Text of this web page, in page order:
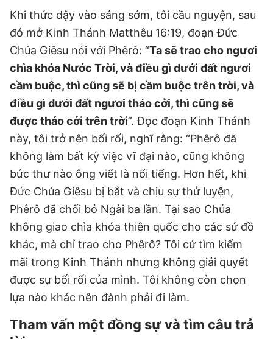
Khi thức dậy vào sáng sớm, tôi cầu nguyện, sau
đó mở Kinh Thánh Matthêu 16:19, đoạn Đức
Chúa Giêsu nói với Phêrô: “Ta sẽ trao cho ngươi
chìa khóa Nước Trời, và điều gì dưới đất ngươi
cầm buộc, thì cũng sẽ bị cầm buộc trên trời, và
điều gì dưới đất ngươi tháo cởi, thì cũng sẽ
được tháo cởi trên trời”. Đọc đoạn Kinh Thánh
này, tôi trở nên bối rối, nghĩ rằng: “Phêrô đã
không làm bất kỳ việc vĩ đại nào, cũng không
bức thư nào ông viết là nổi tiếng. Hơn hết, khi
Đức Chúa Giêsu bị bắt và chịu sự thử luyện,
Phêrô đã chối bỏ Ngài ba lần. Tại sao Chúa
không giao chìa khóa thiên quốc cho các sứ đồ
khác, mà chỉ trao cho Phêrô? Tôi cứ tìm kiếm
mãi trong Kinh Thánh nhưng không giải quyết
được sự bối rối của mình. Tôi không còn chọn
lựa nào khác nên đành phải đi làm.
Tham vấn một đồng sự và tìm câu trả